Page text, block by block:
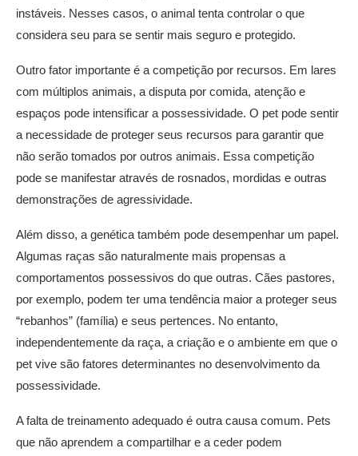
instáveis. Nesses casos, o animal tenta controlar o que
considera seu para se sentir mais seguro e protegido.
Outro fator importante é a competição por recursos. Em lares
com múltiplos animais, a disputa por comida, atenção e
espaços pode intensificar a possessividade. O pet pode sentir
a necessidade de proteger seus recursos para garantir que
não serão tomados por outros animais. Essa competição
pode se manifestar através de rosnados, mordidas e outras
demonstrações de agressividade.
Além disso, a genética também pode desempenhar um papel.
Algumas raças são naturalmente mais propensas a
comportamentos possessivos do que outras. Cães pastores,
por exemplo, podem ter uma tendência maior a proteger seus
“rebanhos” (família) e seus pertences. No entanto,
independentemente da raça, a criação e o ambiente em que o
pet vive são fatores determinantes no desenvolvimento da
possessividade.
A falta de treinamento adequado é outra causa comum. Pets
que não aprendem a compartilhar e a ceder podem